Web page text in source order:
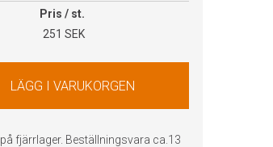
Pris / st.
251 SEK
på fjärrlager. Beställningsvara ca. 13